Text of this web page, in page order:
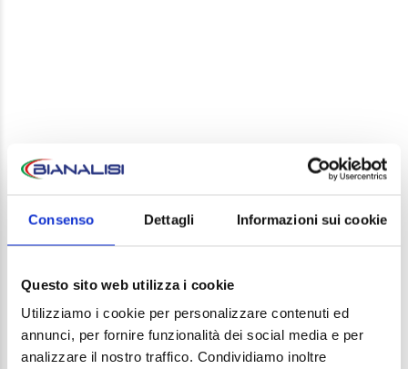
Consenso Dettagli Informazioni sui cookie
Questo sito web utilizza i cookie
Utilizziamo i cookie per personalizzare contenuti ed
annunci, per fornire funzionalità dei social media e per
analizzare il nostro traffico. Condividiamo inoltre
LEAVE A REPLY
Your email address will not be published. Required
Comment